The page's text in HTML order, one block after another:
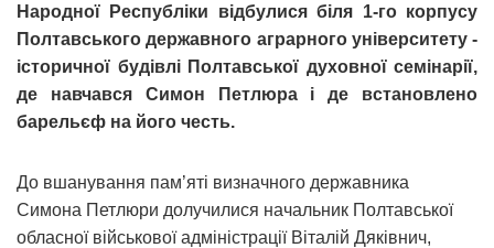
Народної Республіки відбулися біля 1-го корпусу
Полтавського державного аграрного університету -
історичної будівлі Полтавської духовної семінарії,
де навчався Симон Петлюра і де встановлено
барельєф на його честь.
До вшанування пам’яті визначного державника
Симона Петлюри долучилися начальник Полтавської
обласної військової адміністрації Віталій Дяківнич,